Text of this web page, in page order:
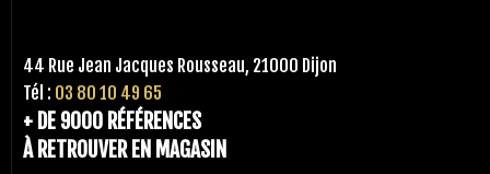
44 Rue Jean Jacques Rousseau, 21000 Dijon
Tél : 03 80 10 49 65
+ DE 9000 RÉFÉRENCES
À RETROUVER EN MAGASIN